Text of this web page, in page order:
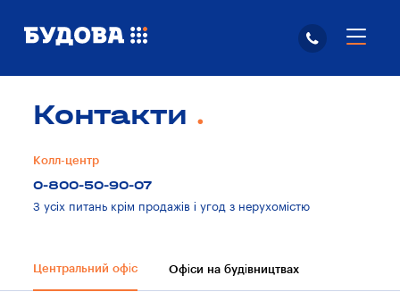
Контакти
Колл-центр
0-800-50-90-07
З усіх питань крім продажів і угод з нерухомістю
Центральний офіс Офіси на будівництвах